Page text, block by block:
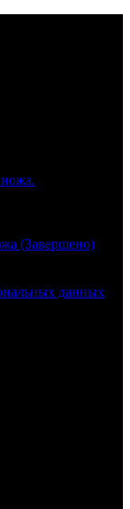
(Завершено)
данных